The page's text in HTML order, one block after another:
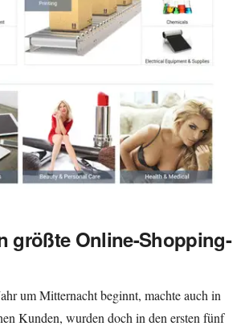
größte Online-Shopping-
um Mitternacht beginnt, machte auch in
Kunden, wurden doch in den ersten fünf